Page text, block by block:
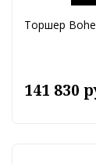
Торшер
141 830